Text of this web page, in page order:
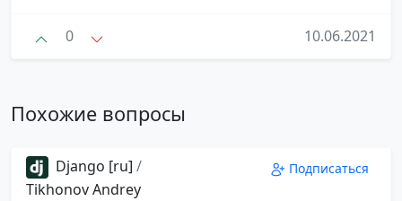
0 10.06.2021
Похожие вопросы
Django [ru] /
Tikhonov Andrey
Подписаться